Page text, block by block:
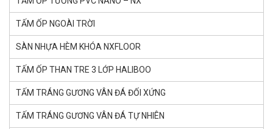
TẤM ỐP NGOÀI TRỜI
SÀN NHỰA HÈM KHÓA NXFLOOR
TẤM ỐP THAN TRE 3 LỚP HALIBOO
TẤM TRÁNG GƯƠNG VÂN ĐÁ ĐỐI XỨNG
TẤM TRÁNG GƯƠNG VÂN ĐÁ TỰ NHIÊN